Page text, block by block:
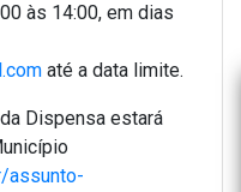
às 14:00, em dias
até a data limite.
Dispensa estará
assunto-